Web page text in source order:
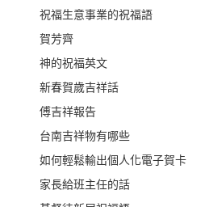
祝福生意事業的祝福語
賀芳齊
神的祝福英文
新春賀歲吉祥話
傅吉祥報告
台南吉祥物有哪些
如何輕鬆輸出個人化電子賀卡
家長給班主任的話